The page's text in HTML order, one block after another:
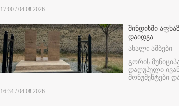
17:00 / 04.08.2026
შინდისში
დაიდგა
ახალი ამბები
გორის
დაღუპული
მონუმენტები
16:34 / 04.08.2026